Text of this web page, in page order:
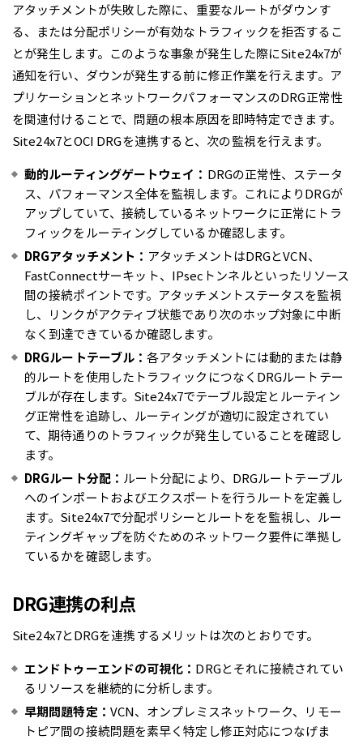
アタッチメントが失敗した際に、重要なルートがダウンす
る、または分配ポリシーが有効なトラフィックを拒否するこ
とが発生します。このような事象が発生した際にSite24x7が
通知を行い、ダウンが発生する前に修正作業を行えます。ア
プリケーションとネットワークパフォーマンスのDRG正常性
を関連付けることで、問題の根本原因を即時特定できます。
Site24x7とOCI DRGを連携すると、次の監視を行えます。
動的ルーティングゲートウェイ： DRGの正常性、ステータ
ス、パフォーマンス全体を監視します。これによりDRGが
アップしていて、接続しているネットワークに正常にトラ
フィックをルーティングしているか確認します。
DRGアタッチメント： アタッチメントはDRGとVCN、
FastConnectサーキット、IPsecトンネルといったリソース
間の接続ポイントです。アタッチメントステータスを監視
し、リンクがアクティブ状態であり次のホップ対象に中断
なく到達できているか確認します。
DRGルートテーブル：各アタッチメントには動的または静
的ルートを使用したトラフィックにつなくDRGルートテー
ブルが存在します。Site24x7でテーブル設定とルーティン
グ正常性を追跡し、ルーティングが適切に設定されてい
て、期待通りのトラフィックが発生していることを確認し
ます。
DRGルート分配： ルート分配により、DRGルートテーブル
へのインポートおよびエクスポートを行うルートを定義し
ます。Site24x7で分配ポリシーとルートをを監視し、ルー
ティングギャップを防ぐためのネットワーク要件に準拠し
ているかを確認します。
DRG連携の利点
Site24x7とDRGを連携するメリットは次のとおりです。
エンドトゥーエンドの可視化： DRGとそれに接続されてい
るリソースを継続的に分析します。
早期問題特定： VCN、オンプレミスネットワーク、リモー
トピア間の接続問題を素早く特定し修正対応につなげま